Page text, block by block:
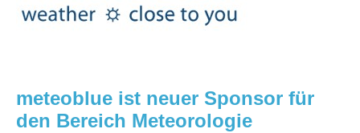
für
meteoblue ist neuer Sponsor für
den Bereich Meteorologie